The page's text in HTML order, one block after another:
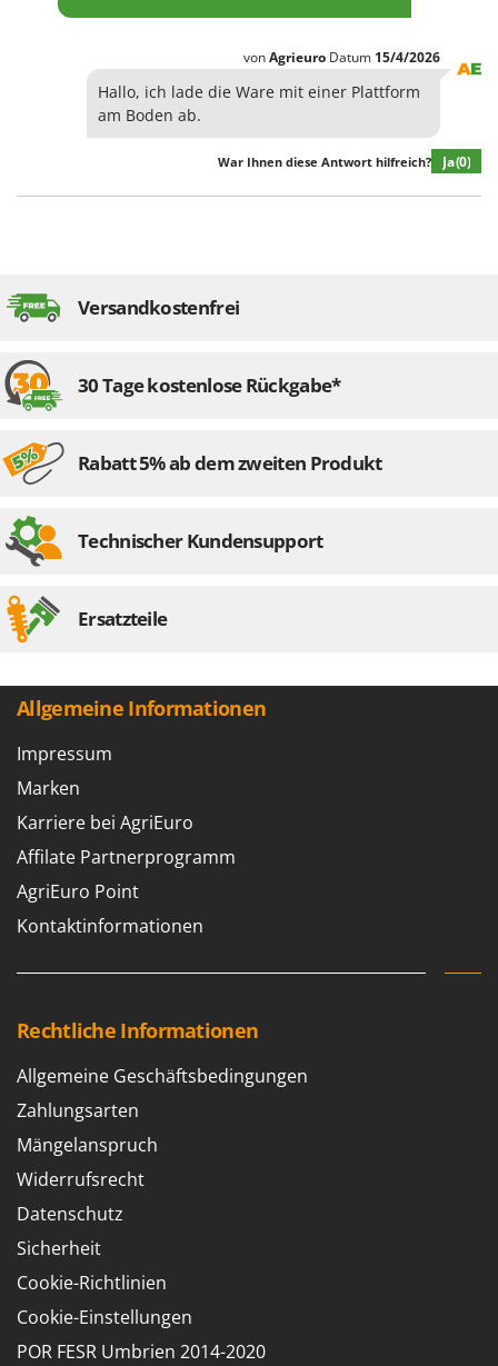
vonAgrieuro Datum 15/4/2026
Hallo, ich lade die Ware mit einer Plattform
am Boden ab.
War Ihnen diese Antwort hilfreich? Ja(0)
Versandkostenfrei
30 Tage kostenlose Rückgabe*
Rabatt 5% ab dem zweiten Produkt
Technischer Kundensupport
Ersatzteile
Allgemeine Informationen
Impressum
Marken
Karriere bei AgriEuro
Affilate Partnerprogramm
AgriEuro Point
Kontaktinformationen
Rechtliche Informationen
Allgemeine Geschäftsbedingungen
Zahlungsarten
Mängelanspruch
Widerrufsrecht
Datenschutz
Sicherheit
Cookie-Richtlinien
Cookie-Einstellungen
POR FESR Umbrien 2014-2020